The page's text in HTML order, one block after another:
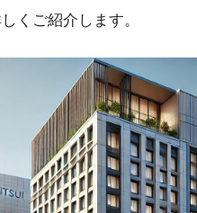
くご紹介します。